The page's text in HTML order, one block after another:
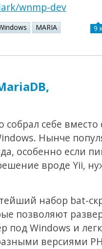
wnmp-dev
MARIA
9
себе вместо
Нынче
особенно если
вроде Yii,
набор bat-
позволяют
под Windows и
версиями